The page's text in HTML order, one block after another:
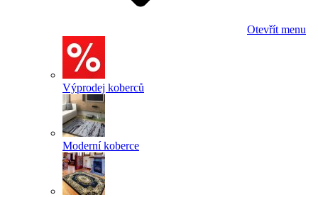
Otevřít menu
Výprodej koberců
Moderní koberce